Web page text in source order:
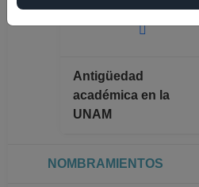
Antigüedad
académica en la
UNAM
NOMBRAMIENTOS